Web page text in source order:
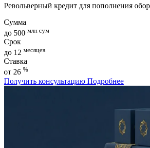
Револьверный кредит для пополнения
Сумма
до 500 млн сум
Срок
до 12 месяцев
Ставка
от 26 %
Получить консультацию Подробнее